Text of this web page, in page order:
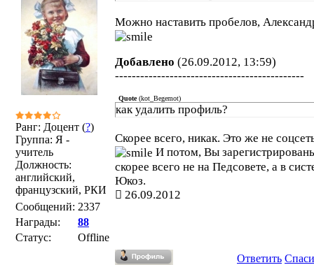
Ранг: Доцент (?)
Группа: Я -
учитель
Должность:
английский,
французский, РКИ
Сообщений: 2337
Награды:
88
Статус:
Offline
Можно наставить пробелов,
Добавлено (26.09.2012, 13:59)
---------------------------------------------
Quote(kot_Begemot)
как удалить профиль?
Скорее всего, никак. Это же не
И потом, Вы
скорее всего не на Педсовете, а в
Юкоз.
26.09.2012
Ответить